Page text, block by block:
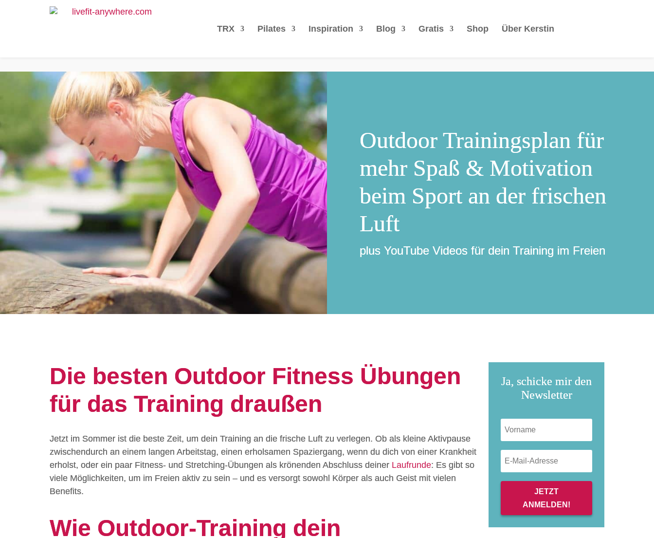
TRX Pilates Inspiration Blog Gratis Shop Über Kerstin
Outdoor Trainingsplan für
mehr Spaß & Motivation
beim Sport an der frischen
Luft
plus YouTube Videos für dein Training im Freien
Die besten Outdoor Fitness Übungen
für das Training draußen
Jetzt im Sommer ist die beste Zeit, um dein Training an die frische Luft zu verlegen. Ob als kleine Aktivpause
zwischendurch an einem langen Arbeitstag, einen erholsamen Spaziergang, wenn du dich von einer Krankheit
erholst, oder ein paar Fitness- und Stretching-Übungen als krönenden Abschluss deiner Laufrunde: Es gibt so
viele Möglichkeiten, um im Freien aktiv zu sein – und es versorgt sowohl Körper als auch Geist mit vielen
Benefits.
Wie Outdoor-Training dein
Ja, schicke mir den
Newsletter
JETZT
ANMELDEN!